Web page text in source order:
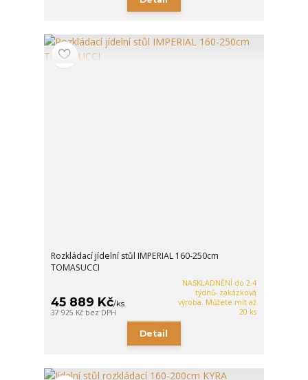
Rozkládací jídelní stůl IMPERIAL 160-250cm
TOMASUCCI
45 889 Kč/ks
37 925 Kč bez DPH
NASKLADNĚNÍ do 2-4
týdnů- zakázková
výroba. Můžete mít až
20 ks
Detail